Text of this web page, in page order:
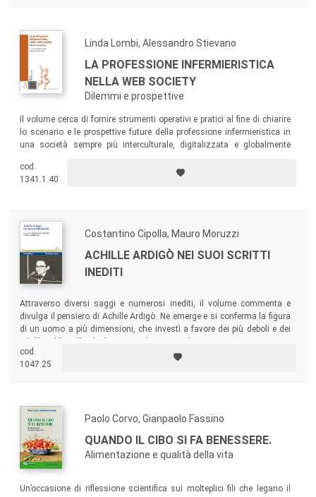
Linda Lombi, Alessandro Stievano
LA PROFESSIONE INFERMIERISTICA
NELLA WEB SOCIETY
Dilemmi e prospettive
Il volume cerca di fornire strumenti operativi e pratici al fine di chiarire
lo scenario e le prospettive future della professione infermieristica in
una società sempre più interculturale, digitalizzata e globalmente
del futuro può essere pronto alle sfide assistenziali in scenari poliedrici
e complessi.
cod.
1341.1.40
Costantino Cipolla, Mauro Moruzzi
ACHILLE ARDIGÒ NEI SUOI SCRITTI
INEDITI
Attraverso diversi saggi e numerosi inediti, il volume commenta e
divulga il pensiero di Achille Ardigò. Ne emerge e si conferma la figura
di un uomo a più dimensioni, che investì a favore dei più deboli e dei
cod.
1047.25
Paolo Corvo, Gianpaolo Fassino
QUANDO IL CIBO SI FA BENESSERE.
Alimentazione e qualità della vita
Un’occasione di riflessione scientifica sui molteplici fili che legano il